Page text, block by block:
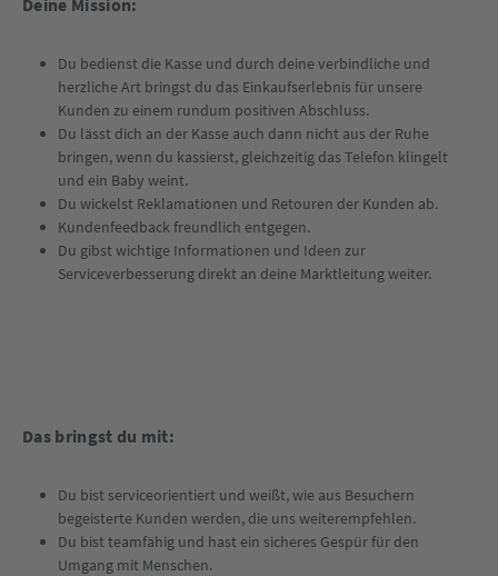
Deine Mission:
Du bedienst die Kasse und durch deine verbindliche und
herzliche Art bringst du das Einkaufserlebnis für unsere
Kunden zu einem rundum positiven Abschluss.
Du lässt dich an der Kasse auch dann nicht aus der Ruhe
bringen, wenn du kassierst, gleichzeitig das Telefon klingelt
und ein Baby weint.
Du wickelst Reklamationen und Retouren der Kunden ab.
Kundenfeedback freundlich entgegen.
Du gibst wichtige Informationen und Ideen zur
Serviceverbesserung direkt an deine Marktleitung weiter.
Das bringst du mit:
Du bist serviceorientiert und weißt, wie aus Besuchern
begeisterte Kunden werden, die uns weiterempfehlen.
Du bist teamfähig und hast ein sicheres Gespür für den
Umgang mit Menschen.